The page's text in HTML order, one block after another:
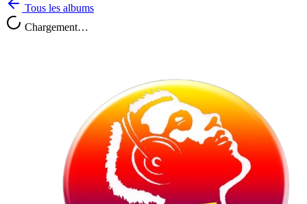
Tous les albums
Chargement…